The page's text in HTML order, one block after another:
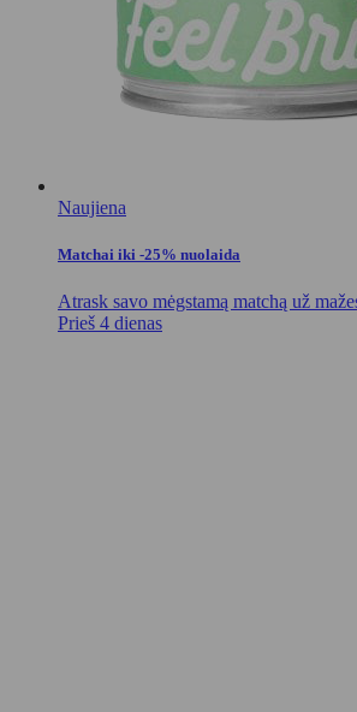
Naujiena
Matchai iki -25% nuolaida
Atrask savo mėgstamą matchą už
Prieš 4 dienas